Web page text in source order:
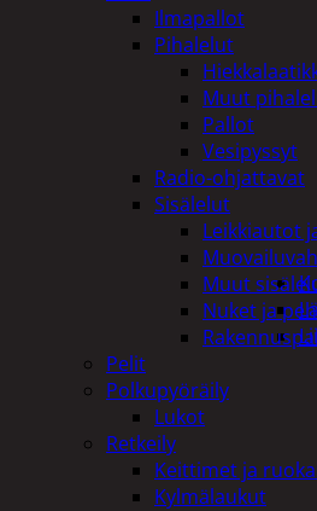
Ilmapallot
Pihalelut
Muut
Pallot
Vesipyssyt
Radio-ohjattavat
Sisälelut
Leikkiautot
Muut
Nuket ja
Pelit
Polkupyöräily
Lukot
Retkeily
Keittimet ja
Kylmälaukut